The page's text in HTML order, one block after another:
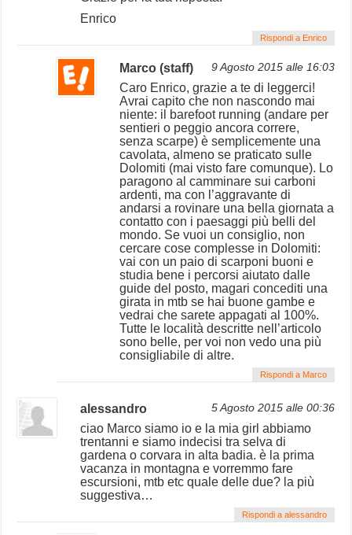
Enrico
Rispondi a Enrico
Marco (staff) 9 Agosto 2015 alle 16:03
Caro Enrico, grazie a te di leggerci!
Avrai capito che non nascondo mai
niente: il barefoot running (andare per
sentieri o peggio ancora correre,
senza scarpe) è semplicemente una
cavolata, almeno se praticato sulle
Dolomiti (mai visto fare comunque). Lo
paragono al camminare sui carboni
ardenti, ma con l’aggravante di
andarsi a rovinare una bella giornata a
contatto con i paesaggi più belli del
mondo. Se vuoi un consiglio, non
cercare cose complesse in Dolomiti:
vai con un paio di scarponi buoni e
studia bene i percorsi aiutato dalle
guide del posto, magari concediti una
girata in mtb se hai buone gambe e
vedrai che sarete appagati al 100%.
Tutte le località descritte nell’articolo
sono belle, per voi non vedo una più
consigliabile di altre.
Rispondi a Marco
alessandro 5 Agosto 2015 alle 00:36
ciao Marco siamo io e la mia girl abbiamo
trentanni e siamo indecisi tra selva di
gardena o corvara in alta badia. è la prima
vacanza in montagna e vorremmo fare
escursioni, mtb etc quale delle due? la più
suggestiva…
Rispondi a alessandro